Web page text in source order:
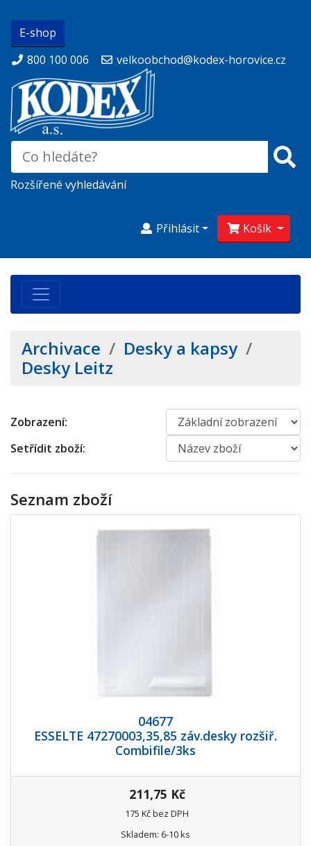
E-shop
800 100 006
velkoobchod@kodex-horovice.cz
Rozšířené vyhledávání
Košík
Přihlásit
Archivace / Desky a kapsy/
Desky Leitz
Zobrazení:
Setřídit zboží:
Seznam zboží
04677
ESSELTE 47270003,35,85 záv.desky rozšiř.
Combifile/3ks
211,75 Kč
175 Kč bez DPH
Skladem: 6-10 ks